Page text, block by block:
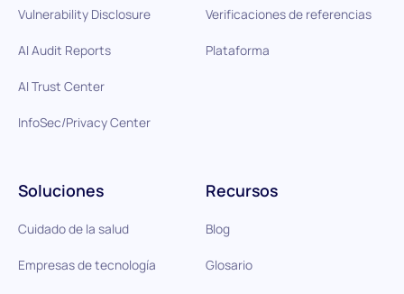
Verificaciones de referencias
Plataforma
Soluciones
Cuidado de la salud
Empresas de tecnología
Recursos
Blog
Glosario
Vulnerability Disclosure
AI Audit Reports
AI Trust Center
InfoSec/Privacy Center